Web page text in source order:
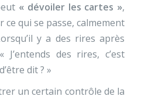
« dévoiler les cartes »,
ce qui se passe, calmement
y a des rires après
des rires, c’est
dit ? »
un certain contrôle de la